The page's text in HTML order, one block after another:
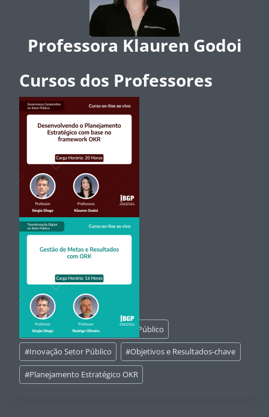
Professora Klauren Godoi
Cursos dos Professores
Tags
do
Post:
Eficiência Setor Público
Implementação OKR no Setor Público
#Inovação Setor Público #Objetivos e Resultados-chave
#Planejamento Estratégico OKR